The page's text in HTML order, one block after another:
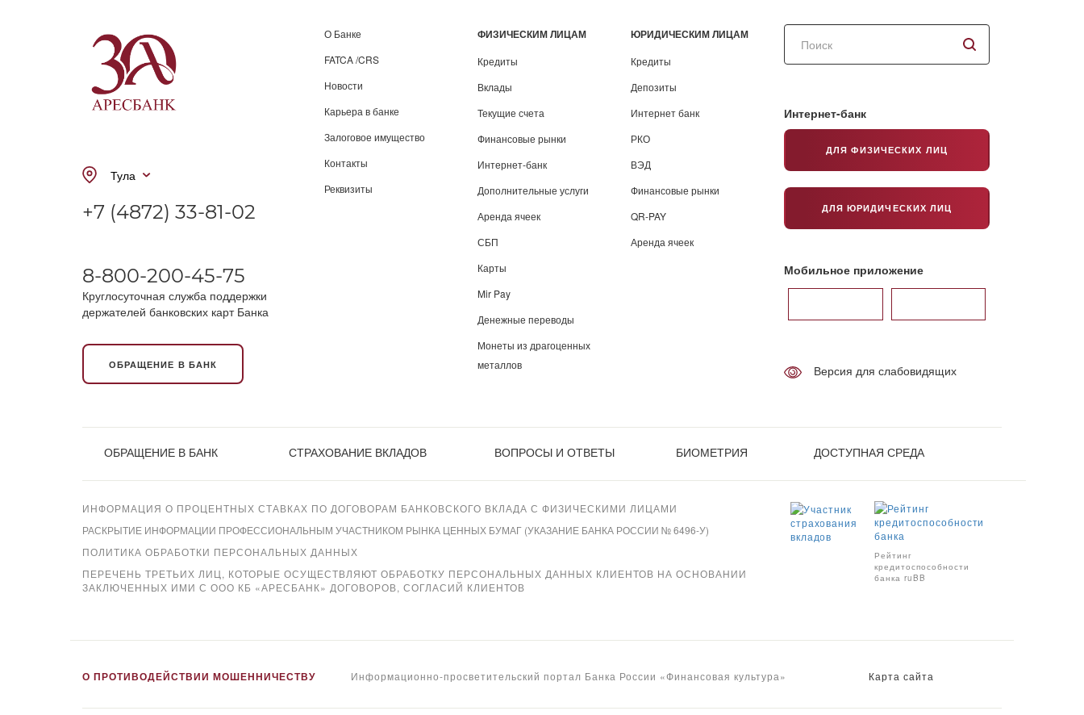
Тула
+7 (4872) 33-81-02
8-800-200-45-75
Круглосуточная служба поддержки
держателей банковских карт Банка
ОБРАЩЕНИЕ В БАНК
О Банке
FATCA /CRS
Новости
Карьера в банке
Залоговое имущество
Контакты
Реквизиты
ФИЗИЧЕСКИМ ЛИЦАМ
Кредиты
Вклады
Текущие счета
Финансовые рынки
Интернет-банк
Дополнительные услуги
Аренда ячеек
СБП
Карты
Mir Pay
Денежные переводы
Монеты из драгоценных
металлов
ЮРИДИЧЕСКИМ ЛИЦАМ
Кредиты
Депозиты
Интернет банк
РКО
ВЭД
Финансовые рынки
QR-PAY
Аренда ячеек
Поиск
сайту
Интернет-банк
ДЛЯ ФИЗИЧЕСКИХ ЛИЦ
ДЛЯ ЮРИДИЧЕСКИХ ЛИЦ
Мобильное приложение
Версия для слабовидящих
ОБРАЩЕНИЕ В БАНК СТРАХОВАНИЕ ВКЛАДОВ ВОПРОСЫ И ОТВЕТЫ БИОМЕТРИЯ ДОСТУПНАЯ СРЕДА
ИНФОРМАЦИЯ О ПРОЦЕНТНЫХ СТАВКАХ ПО ДОГОВОРАМ БАНКОВСКОГО ВКЛАДА С ФИЗИЧЕСКИМИ ЛИЦАМИ
РАСКРЫТИЕ ИНФОРМАЦИИ ПРОФЕССИОНАЛЬНЫМ УЧАСТНИКОМ РЫНКА ЦЕННЫХ БУМАГ (УКАЗАНИЕ БАНКА РОССИИ № 6496-У)
ПОЛИТИКА ОБРАБОТКИ ПЕРСОНАЛЬНЫХ ДАННЫХ
ПЕРЕЧЕНЬ ТРЕТЬИХ ЛИЦ, КОТОРЫЕ ОСУЩЕСТВЛЯЮТ ОБРАБОТКУ ПЕРСОНАЛЬНЫХ ДАННЫХ КЛИЕНТОВ НА ОСНОВАНИИ
ЗАКЛЮЧЕННЫХ ИМИ С ООО КБ «АРЕСБАНК» ДОГОВОРОВ, СОГЛАСИЙ КЛИЕНТОВ
Рейтинг
кредитоспособности
банка ruBB
О ПРОТИВОДЕЙСТВИИ МОШЕННИЧЕСТВУ Информационно-просветительский портал Банка России «Финансовая культура» Карта сайта